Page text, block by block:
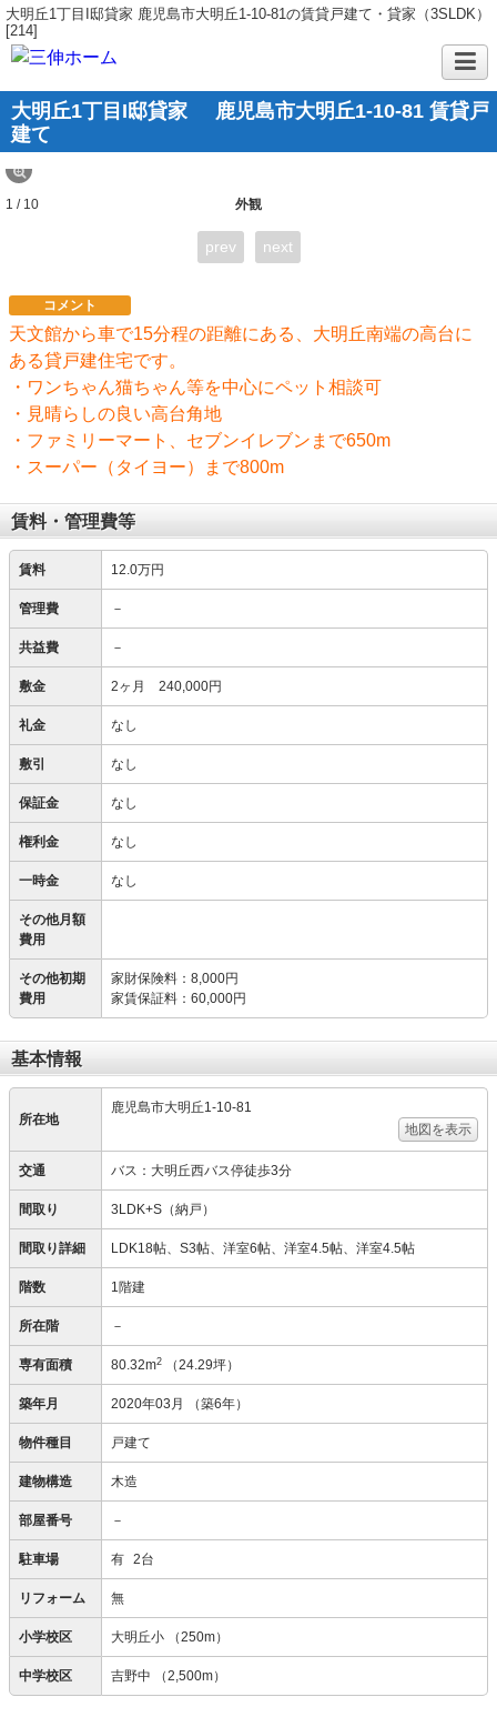
大明丘1丁目I邸貸家 鹿児島市大明丘1-10-81の賃貸戸建て・貸家（3SLDK）
[214]
大明丘1丁目I邸貸家
鹿児島市大明丘1-10-81 賃貸戸
建て
外観
1 / 10
prev next
コメント
天文館から車で15分程の距離にある、大明丘南端の高台に
ある貸戸建住宅です。
・ワンちゃん猫ちゃん等を中心にペット相談可
・見晴らしの良い高台角地
・ファミリーマート、セブンイレブンまで650m
・スーパー（タイヨー）まで800m
賃料・管理費等
賃料 12.0万円
管理費 －
共益費 －
敷金 2ヶ月 240,000円
礼金 なし
敷引 なし
保証金 なし
権利金 なし
一時金 なし
その他月額
費用
その他初期
費用
家財保険料 ： 8,000円
家賃保証料 ： 60,000円
基本情報
所在地
鹿児島市大明丘1-10-81
地図を表示
交通 バス：大明丘西バス停徒歩3分
間取り 3LDK+S（納戸）
間取り詳細 LDK18帖、S3帖、洋室6帖、洋室4.5帖、洋室4.5帖
階数 1階建
所在階 －
専有面積 80.32m2 （24.29坪）
築年月 2020年03月 （築6年）
物件種目 戸建て
建物構造 木造
部屋番号 －
駐車場 有 2台
リフォーム 無
小学校区 大明丘小 （250m）
中学校区 吉野中 （2,500m）